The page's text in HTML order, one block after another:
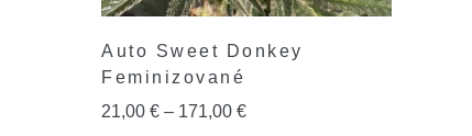
Auto Sweet Donkey
Feminizované
21,00 € – 171,00 €